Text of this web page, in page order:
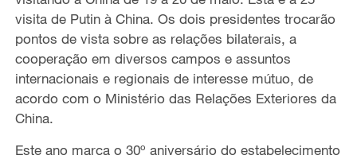
visita de Putin à China. Os dois presidentes trocarão
pontos de vista sobre as relações bilaterais, a
cooperação em diversos campos e assuntos
internacionais e regionais de interesse mútuo, de
acordo com o Ministério das Relações Exteriores da
China.
Este ano marca o 30º aniversário do estabelecimento